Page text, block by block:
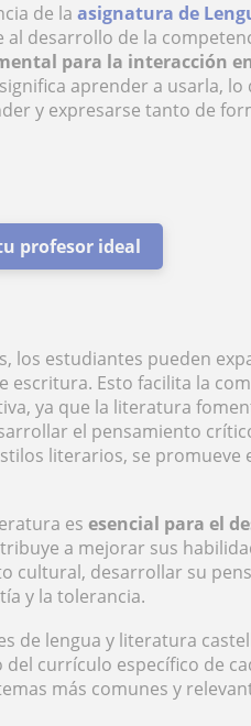
de la asignatura de
al desarrollo de la
para la interacción
aprender a usarla, lo
y expresarse tanto de
profesor ideal
los estudiantes pueden
Esto facilita la
ya que la literatura
el pensamiento
literarios, se promueve
es esencial para el
a mejorar sus
cultural, desarrollar su
y la tolerancia.
de lengua y literatura
currículo específico de
más comunes y